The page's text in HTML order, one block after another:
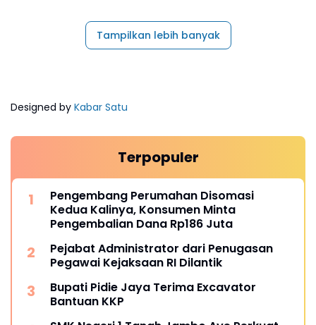
Tampilkan lebih banyak
Designed by Kabar Satu
Terpopuler
Pengembang Perumahan Disomasi
Kedua Kalinya, Konsumen Minta
Pengembalian Dana Rp186 Juta
Pejabat Administrator dari Penugasan
Pegawai Kejaksaan RI Dilantik
Bupati Pidie Jaya Terima Excavator
Bantuan KKP